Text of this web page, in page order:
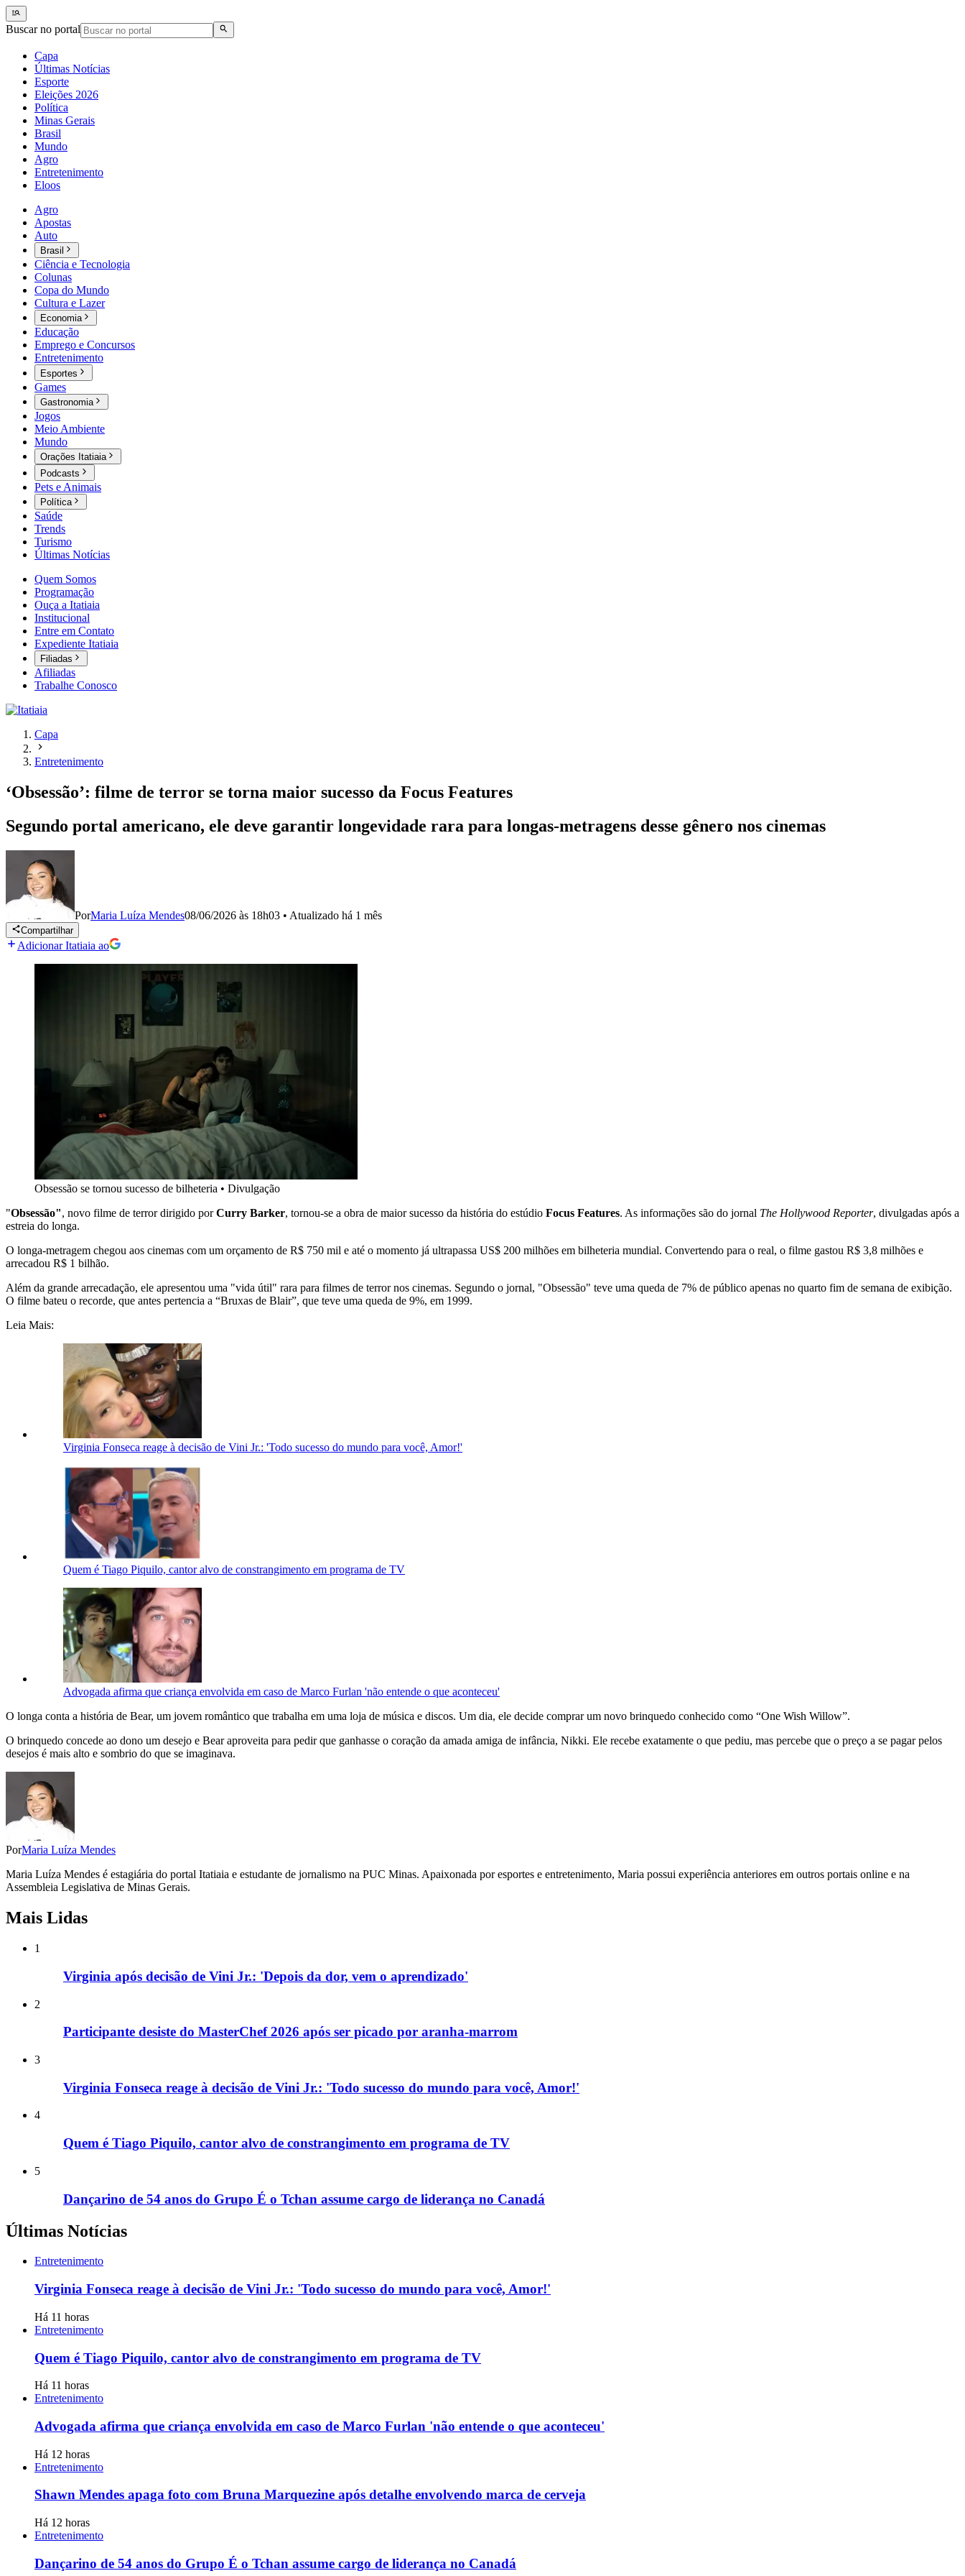
Buscar no portal
Capa
Últimas Notícias
Esporte
Eleições 2026
Política
Minas Gerais
Brasil
Mundo
Agro
Entretenimento
Eloos
Agro
Apostas
Auto
Brasil
Ciência e Tecnologia
Colunas
Copa do Mundo
Cultura e Lazer
Economia
Educação
Emprego e Concursos
Entretenimento
Esportes
Games
Gastronomia
Jogos
Meio Ambiente
Mundo
Orações Itatiaia
Podcasts
Pets e Animais
Política
Saúde
Trends
Turismo
Últimas Notícias
Quem Somos
Programação
Ouça a Itatiaia
Institucional
Entre em Contato
Expediente Itatiaia
Filiadas
Afiliadas
Trabalhe Conosco
Capa
Entretenimento
‘Obsessão’: filme de terror se torna maior sucesso da Focus Features
Segundo portal americano, ele deve garantir longevidade rara para longas-metragens desse gênero nos cinemas
PorMaria Luíza Mendes08/06/2026 às 18h03 • Atualizado há 1 mês
Compartilhar
Adicionar Itatiaia ao
Obsessão se tornou sucesso de bilheteria • Divulgação
"Obsessão", novo filme de terror dirigido porCurry Barker, tornou-se a obra de maior sucesso da história do estúdio Focus Features. As informações são do jornal The Hollywood Reporter, divulgadas após a
estreia do longa.
O longa-metragem chegou aos cinemas com um orçamento de R$ 750 mil e até o momento já ultrapassa US$ 200 milhões em bilheteria mundial. Convertendo para o real, o filme gastou R$ 3,8 milhões e
arrecadou R$ 1 bilhão.
Além da grande arrecadação, ele apresentou uma "vida útil" rara para filmes de terror nos cinemas. Segundo o jornal, "Obsessão" teve uma queda de 7% de público apenas no quarto fim de semana de exibição.
O filme bateu o recorde, que antes pertencia a “Bruxas de Blair”, que teve uma queda de 9%, em 1999.
Leia Mais:
Virginia Fonseca reage à decisão de Vini Jr.: 'Todo sucesso do mundo para você, Amor!'
Quem é Tiago Piquilo, cantor alvo de constrangimento em programa de TV
Advogada afirma que criança envolvida em caso de Marco Furlan 'não entende o que aconteceu'
O longa conta a história de Bear, um jovem romântico que trabalha em uma loja de música e discos. Um dia, ele decide comprar um novo brinquedo conhecido como “One Wish Willow”.
O brinquedo concede ao dono um desejo e Bear aproveita para pedir que ganhasse o coração da amada amiga de infância, Nikki. Ele recebe exatamente o que pediu, mas percebe que o preço a se pagar pelos
desejos é mais alto e sombrio do que se imaginava.
PorMaria Luíza Mendes
Maria Luíza Mendes é estagiária do portal Itatiaia e estudante de jornalismo na PUC Minas. Apaixonada por esportes e entretenimento, Maria possui experiência anteriores em outros portais online e na
Assembleia Legislativa de Minas Gerais.
Mais Lidas
1
Virginia após decisão de Vini Jr.: 'Depois da dor, vem o aprendizado'
2
Participante desiste do MasterChef 2026 após ser picado por aranha-marrom
3
Virginia Fonseca reage à decisão de Vini Jr.: 'Todo sucesso do mundo para você, Amor!'
4
Quem é Tiago Piquilo, cantor alvo de constrangimento em programa de TV
5
Dançarino de 54 anos do Grupo É o Tchan assume cargo de liderança no Canadá
Últimas Notícias
Entretenimento
Virginia Fonseca reage à decisão de Vini Jr.: 'Todo sucesso do mundo para você, Amor!'
Há 11 horas
Entretenimento
Quem é Tiago Piquilo, cantor alvo de constrangimento em programa de TV
Há 11 horas
Entretenimento
Advogada afirma que criança envolvida em caso de Marco Furlan 'não entende o que aconteceu'
Há 12 horas
Entretenimento
Shawn Mendes apaga foto com Bruna Marquezine após detalhe envolvendo marca de cerveja
Há 12 horas
Entretenimento
Dançarino de 54 anos do Grupo É o Tchan assume cargo de liderança no Canadá